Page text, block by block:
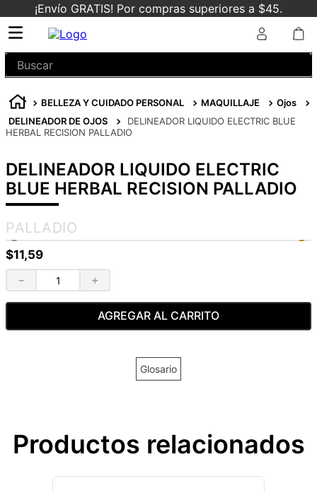
¡Envío GRATIS! Por compras superiores a $45.
Buscar
BELLEZA Y CUIDADO PERSONAL MAQUILLAJE
Ojos
DELINEADOR DE OJOS
DELINEADOR LIQUIDO ELECTRIC BLUE
HERBAL RECISION PALLADIO
DELINEADOR LIQUIDO ELECTRIC
BLUE HERBAL RECISION PALLADIO
PALLADIO
$11,59
＋
－
AGREGAR AL CARRITO
Glosario
Productos relacionados